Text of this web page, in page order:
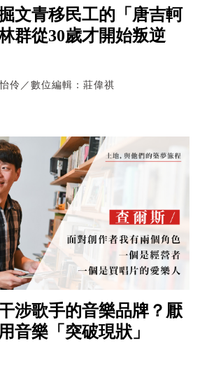
文青移民工的「唐吉軻
群從30歲才開始叛逆
伶／數位編輯：莊偉祺
涉歌手的音樂品牌？厭
音樂「突破現狀」